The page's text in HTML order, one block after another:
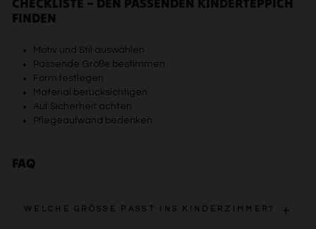
FINDEN
Motiv und Stil auswählen
Passende Größe bestimmen
Form festlegen
Material berücksichtigen
Auf Sicherheit achten
Pflegeaufwand bedenken
FAQ
WELCHE GRÖSSE PASST INS KINDERZIMMER?